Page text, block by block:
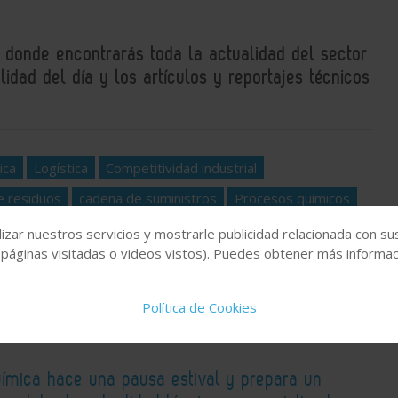
donde encontrarás toda la actualidad del sector
del día y los artículos y reportajes técnicos
Logística
Competitividad industrial
residuos cadena de suministros
Procesos químicos
hace una pausa estival y prepara un
nuestros servicios y mostrarle publicidad relacionada con
visitadas o videos vistos). Puedes obtener más
Política de Cookies